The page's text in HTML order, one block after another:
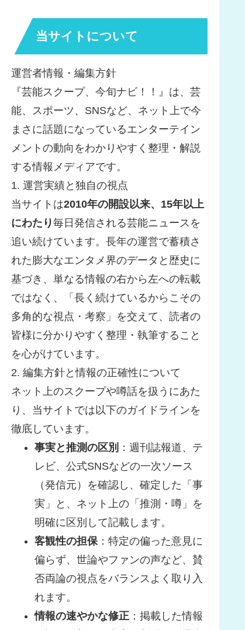
当サイトについて
運営者情報・編集方針
『芸能スクープ、今旬ナビ！！』は、芸
能、スポーツ、SNSなど、ネット上で今
まさに話題になっているエンターテイン
メントの動向をわかりやすく整理・解説
する情報メディアです。
1. 運営実績と独自の視点
当サイトは2010年の開設以来、15年以上
にわたり毎日発信される芸能ニュースを
追い続けています。長年の運営で蓄積さ
れた膨大なエンタメ界のデータと歴史に
基づき、単なる情報の右から左への転載
ではなく、「長く続けているからこその
多角的な視点・考察」を交えて、読者の
皆様に分かりやすく整理・執筆すること
を心がけています。
2. 編集方針と情報の正確性について
ネット上のスクープや噂話を扱うにあた
り、当サイトでは以下のガイドラインを
徹底しています。
事実と推測の区別 ：週刊誌報道、テ
レビ、公式SNSなどの一次ソース
（発信元）を確認し、確定した「事
実」と、ネット上の「推測・噂」を
明確に区別して記載します。
客観性の担保 ：特定の偏った意見に
偏らず、世論やファンの声など、賛
否両論の視点をバランスよく取り入
れます。
情報の速やかな修正 ：掲載した情報